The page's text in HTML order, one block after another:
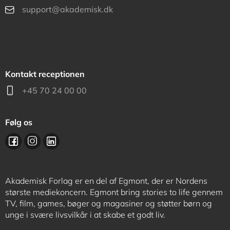
support@akademisk.dk
Kontakt receptionen
+45 70 24 00 00
Følg os
Akademisk Forlag er en del af Egmont, der er Nordens
største mediekoncern. Egmont bring stories to life gennem
TV, film, games, bøger og magasiner og støtter børn og
unge i svære livsvilkår i at skabe et godt liv.